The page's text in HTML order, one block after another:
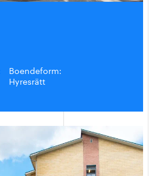
Boendeform:
Hyresrätt